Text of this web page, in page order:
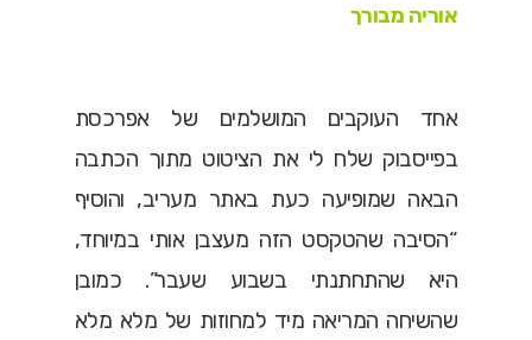
אוריה מבורך
אחד העוקבים המושלמים של אפרכסת
בפייסבוק שלח לי את הציטוט מתוך הכתבה
הבאה שמופיעה כעת באתר מעריב, והוסיף
“הסיבה שהטקסט הזה מעצבן אותי במיוחד,
היא שהתחתנתי בשבוע שעבר”. כמובן
שהשיחה המריאה מיד למחוזות של מלא מלא